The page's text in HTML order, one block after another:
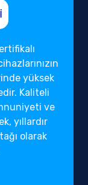
yüksek
Kaliteli
ve
yıllardır
olarak